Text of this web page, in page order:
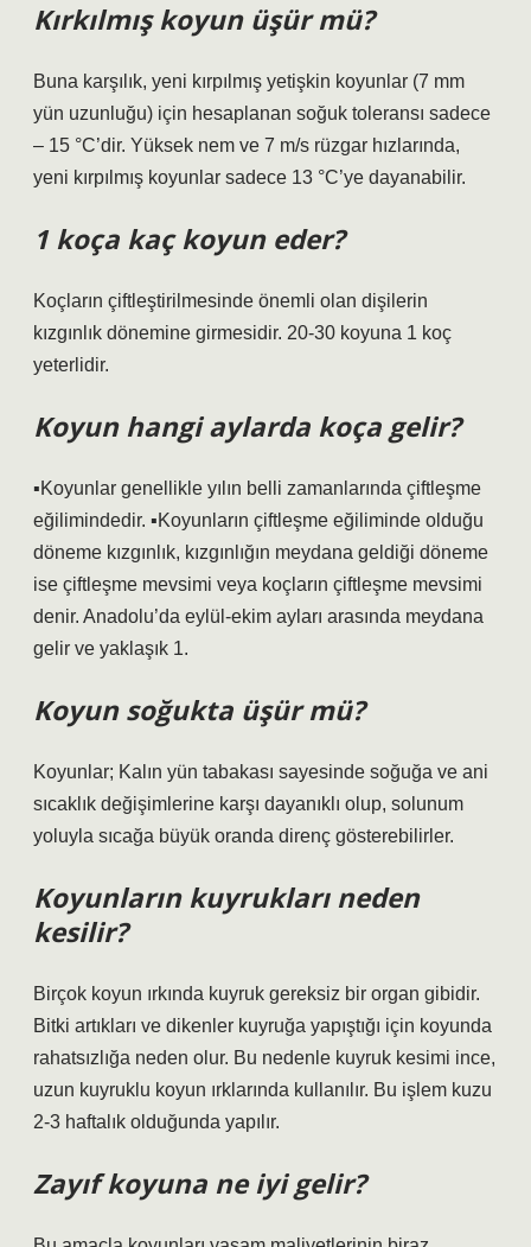
Kırkılmış koyun üşür mü?
Buna karşılık, yeni kırpılmış yetişkin koyunlar (7 mm
yün uzunluğu) için hesaplanan soğuk toleransı sadece
– 15 °C’dir. Yüksek nem ve 7 m/s rüzgar hızlarında,
yeni kırpılmış koyunlar sadece 13 °C’ye dayanabilir.
1 koça kaç koyun eder?
Koçların çiftleştirilmesinde önemli olan dişilerin
kızgınlık dönemine girmesidir. 20-30 koyuna 1 koç
yeterlidir.
Koyun hangi aylarda koça gelir?
▪Koyunlar genellikle yılın belli zamanlarında çiftleşme
eğilimindedir. ▪Koyunların çiftleşme eğiliminde olduğu
döneme kızgınlık, kızgınlığın meydana geldiği döneme
ise çiftleşme mevsimi veya koçların çiftleşme mevsimi
denir. Anadolu’da eylül-ekim ayları arasında meydana
gelir ve yaklaşık 1.
Koyun soğukta üşür mü?
Koyunlar; Kalın yün tabakası sayesinde soğuğa ve ani
sıcaklık değişimlerine karşı dayanıklı olup, solunum
yoluyla sıcağa büyük oranda direnç gösterebilirler.
Koyunların kuyrukları neden
kesilir?
Birçok koyun ırkında kuyruk gereksiz bir organ gibidir.
Bitki artıkları ve dikenler kuyruğa yapıştığı için koyunda
rahatsızlığa neden olur. Bu nedenle kuyruk kesimi ince,
uzun kuyruklu koyun ırklarında kullanılır. Bu işlem kuzu
2-3 haftalık olduğunda yapılır.
Zayıf koyuna ne iyi gelir?